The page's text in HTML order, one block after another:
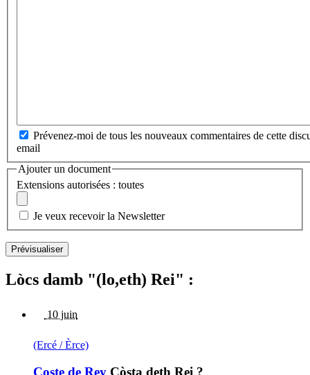
Prévenez-moi de tous les nouveaux commentaires de cette
email
Ajouter un document
Extensions autorisées : toutes
Je veux recevoir la Newsletter
Lòcs damb "(lo,eth) Rei" :
10 juin
(Ercé / Èrce)
Coste de Rey Còsta deth Rei ?